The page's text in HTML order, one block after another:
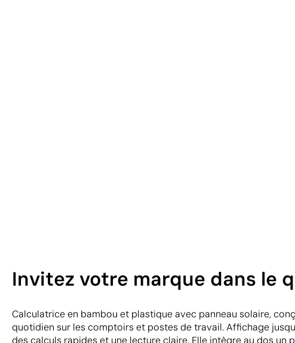
Invitez votre marque dans le
Calculatrice en bambou et plastique avec panneau solaire,
quotidien sur les comptoirs et postes de travail. Affichage